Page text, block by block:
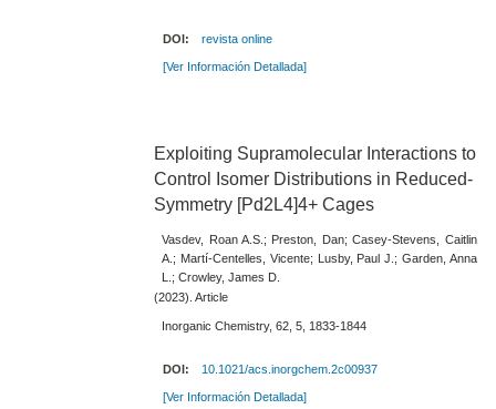
DOI: revista online
[Ver Información Detallada]
Exploiting Supramolecular Interactions to
Control Isomer Distributions in Reduced-
Symmetry [Pd2L4]4+ Cages
Vasdev, Roan A.S.; Preston, Dan; Casey-Stevens, Caitlin
A.; Martí-Centelles, Vicente; Lusby, Paul J.; Garden, Anna
L.; Crowley, James D.
(2023). Article
Inorganic Chemistry, 62, 5, 1833-1844
DOI: 10.1021/acs.inorgchem.2c00937
[Ver Información Detallada]